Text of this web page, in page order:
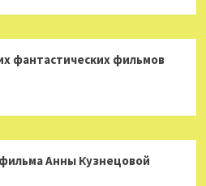
фантастических фильмов
Анны Кузнецовой